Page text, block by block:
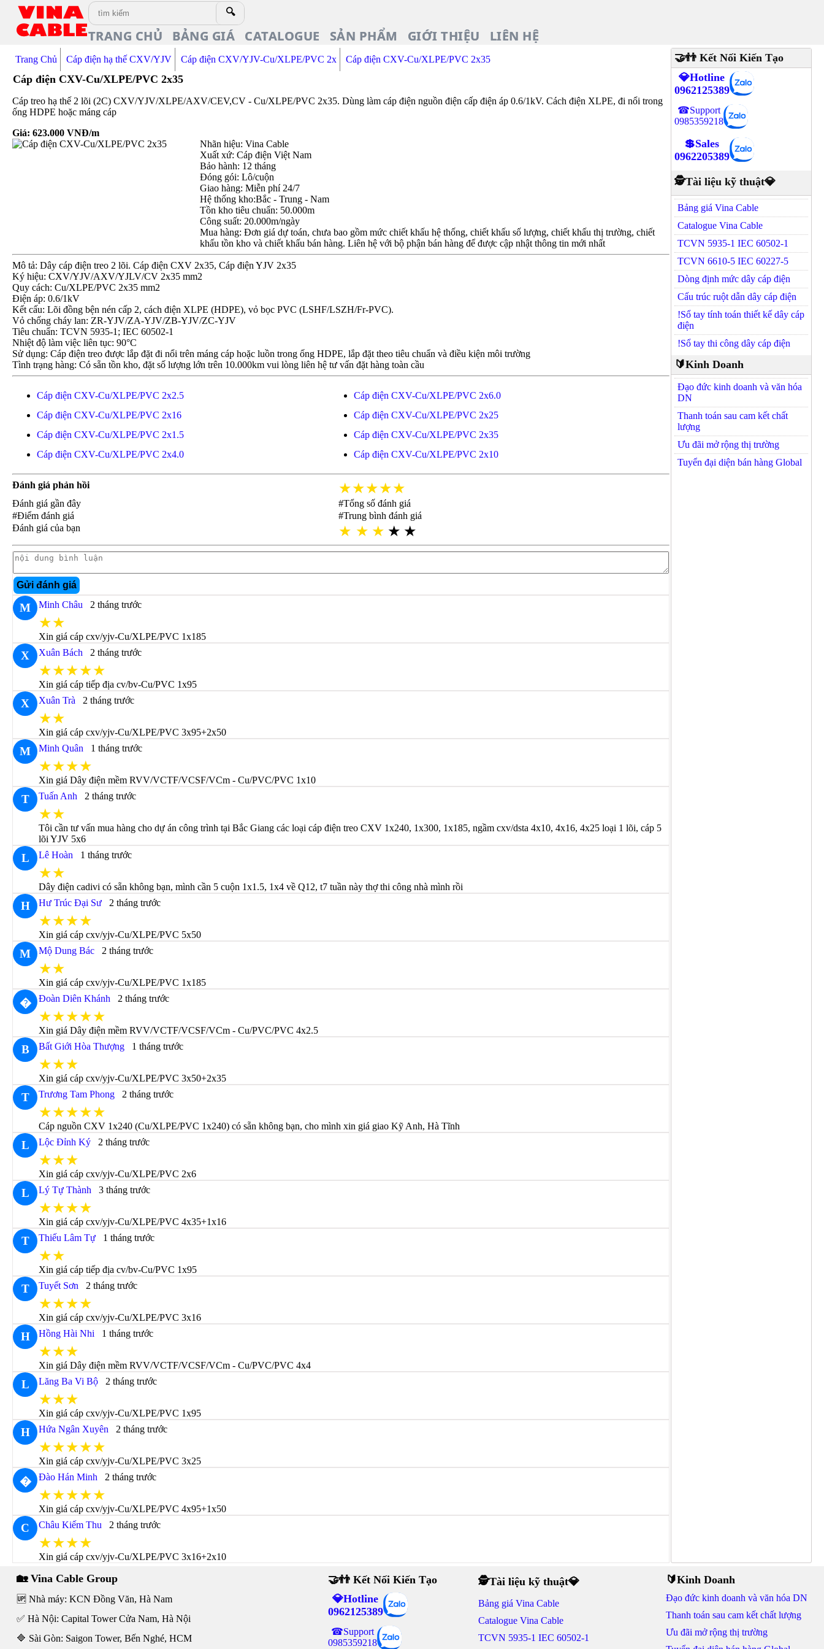
🔍
TRANG CHỦ BẢNG GIÁ CATALOGUE SẢN PHẨM GIỚI THIỆU LIÊN HỆ
Trang Chủ Cáp điện hạ thế CXV/YJV Cáp điện CXV/YJV-Cu/XLPE/PVC 2x Cáp điện CXV-Cu/XLPE/PVC 2x35
Cáp điện CXV-Cu/XLPE/PVC 2x35
Cáp treo hạ thế 2 lõi (2C) CXV/YJV/XLPE/AXV/CEV,CV - Cu/XLPE/PVC 2x35. Dùng làm cáp điện nguồn điện cấp điện áp 0.6/1kV. Cách điện XLPE, đi nổi trong
ống HDPE hoặc máng cáp
Giá:623.000 VNĐ/m
Nhãn hiệu: Vina Cable
Xuất xứ: Cáp điện Việt Nam
Bảo hành: 12 tháng
Đóng gói: Lô/cuộn
Giao hàng: Miễn phí 24/7
Hệ thống kho:Bắc - Trung - Nam
Tồn kho tiêu chuẩn: 50.000m
Công suất: 20.000m/ngày
Mua hàng: Đơn giá dự toán, chưa bao gồm mức chiết khấu hệ thống, chiết khấu số lượng, chiết khấu thị trường, chiết
khấu tồn kho và chiết khấu bán hàng. Liên hệ với bộ phận bán hàng để được cập nhật thông tin mới nhất
Mô tả: Dây cáp điện treo 2 lõi. Cáp điện CXV 2x35, Cáp điện YJV 2x35
Ký hiệu: CXV/YJV/AXV/YJLV/CV 2x35 mm2
Quy cách: Cu/XLPE/PVC 2x35 mm2
Điện áp: 0.6/1kV
Kết cấu: Lõi đồng bện nén cấp 2, cách điện XLPE (HDPE), vỏ bọc PVC (LSHF/LSZH/Fr-PVC).
Vỏ chống cháy lan: ZR-YJV/ZA-YJV/ZB-YJV/ZC-YJV
Tiêu chuẩn: TCVN 5935-1; IEC 60502-1
Nhiệt độ làm việc liên tục: 90°C
Sử dụng: Cáp điện treo được lắp đặt đi nổi trên máng cáp hoặc luồn trong ống HDPE, lắp đặt theo tiêu chuẩn và điều kiện môi trường
Tình trạng hàng: Có sẵn tồn kho, đặt số lượng lớn trên 10.000km vui lòng liên hệ tư vấn đặt hàng toàn cầu
Cáp điện CXV-Cu/XLPE/PVC 2x2.5
Cáp điện CXV-Cu/XLPE/PVC 2x6.0
Cáp điện CXV-Cu/XLPE/PVC 2x16
Cáp điện CXV-Cu/XLPE/PVC 2x25
Cáp điện CXV-Cu/XLPE/PVC 2x1.5
Cáp điện CXV-Cu/XLPE/PVC 2x35
Cáp điện CXV-Cu/XLPE/PVC 2x4.0
Cáp điện CXV-Cu/XLPE/PVC 2x10
Đánh giá phản hồi ★★★★★
Đánh giá gần đây
#Tổng số đánh giá
#Điểm đánh giá
#Trung bình đánh giá
Đánh giá của bạn
★ ★ ★ ★ ★
Gửi đánh giá
M Minh Châu 2 tháng trước
★★
Xin giá cáp cxv/yjv-Cu/XLPE/PVC 1x185
X Xuân Bách 2 tháng trước
★★★★★
Xin giá cáp tiếp địa cv/bv-Cu/PVC 1x95
X Xuân Trà 2 tháng trước
★★
Xin giá cáp cxv/yjv-Cu/XLPE/PVC 3x95+2x50
M Minh Quân 1 tháng trước
★★★★
Xin giá Dây điện mềm RVV/VCTF/VCSF/VCm - Cu/PVC/PVC 1x10
T Tuấn Anh 2 tháng trước
★★
Tôi cần tư vấn mua hàng cho dự án công trình tại Bắc Giang các loại cáp điện treo CXV 1x240, 1x300, 1x185, ngầm cxv/dsta 4x10, 4x16, 4x25 loại 1 lõi, cáp 5
lõi YJV 5x6
L Lê Hoàn 1 tháng trước
★★
Dây điện cadivi có sẵn không bạn, mình cần 5 cuộn 1x1.5, 1x4 về Q12, t7 tuần này thợ thi công nhà mình rồi
H Hư Trúc Đại Sư 2 tháng trước
★★★★
Xin giá cáp cxv/yjv-Cu/XLPE/PVC 5x50
M Mộ Dung Bác 2 tháng trước
★★
Xin giá cáp cxv/yjv-Cu/XLPE/PVC 1x185
� Đoàn Diên Khánh 2 tháng trước
★★★★★
Xin giá Dây điện mềm RVV/VCTF/VCSF/VCm - Cu/PVC/PVC 4x2.5
B Bất Giới Hòa Thượng 1 tháng trước
★★★
Xin giá cáp cxv/yjv-Cu/XLPE/PVC 3x50+2x35
T Trương Tam Phong 2 tháng trước
★★★★★
Cáp nguồn CXV 1x240 (Cu/XLPE/PVC 1x240) có sẵn không bạn, cho mình xin giá giao Kỹ Anh, Hà Tĩnh
L Lộc Đỉnh Ký 2 tháng trước
★★★
Xin giá cáp cxv/yjv-Cu/XLPE/PVC 2x6
L Lý Tự Thành 3 tháng trước
★★★★
Xin giá cáp cxv/yjv-Cu/XLPE/PVC 4x35+1x16
T Thiếu Lâm Tự 1 tháng trước
★★
Xin giá cáp tiếp địa cv/bv-Cu/PVC 1x95
T Tuyết Sơn 2 tháng trước
★★★★
Xin giá cáp cxv/yjv-Cu/XLPE/PVC 3x16
H Hồng Hài Nhi 1 tháng trước
★★★
Xin giá Dây điện mềm RVV/VCTF/VCSF/VCm - Cu/PVC/PVC 4x4
L Lăng Ba Vi Bộ 2 tháng trước
★★★
Xin giá cáp cxv/yjv-Cu/XLPE/PVC 1x95
H Hứa Ngân Xuyên 2 tháng trước
★★★★★
Xin giá cáp cxv/yjv-Cu/XLPE/PVC 3x25
� Đào Hán Minh 2 tháng trước
★★★★★
Xin giá cáp cxv/yjv-Cu/XLPE/PVC 4x95+1x50
C Châu Kiếm Thu 2 tháng trước
★★★★
Xin giá cáp cxv/yjv-Cu/XLPE/PVC 3x16+2x10
🤝👬 Kết Nối Kiến Tạo
💎Hotline
0962125389
☎Support
0985359218
💲Sales
0962205389
🕵Tài liệu kỹ thuật💎
Bảng giá Vina Cable
Catalogue Vina Cable
TCVN 5935-1 IEC 60502-1
TCVN 6610-5 IEC 60227-5
Dòng định mức dây cáp điện
Cấu trúc ruột dẫn dây cáp điện
!Sổ tay tính toán thiết kế dây cáp
điện
!Sổ tay thi công dây cáp điện
🔰Kinh Doanh
Đạo đức kinh doanh và văn hóa
DN
Thanh toán sau cam kết chất
lượng
Ưu đãi mở rộng thị trường
Tuyển đại diện bán hàng Global
🏡 Vina Cable Group
🆙 Nhà máy: KCN Đồng Văn, Hà Nam
✅ Hà Nội: Capital Tower Cửa Nam, Hà Nội
🔷 Sài Gòn: Saigon Tower, Bến Nghé, HCM
🤝👬 Kết Nối Kiến Tạo
💎Hotline
0962125389
☎Support
0985359218
🕵Tài liệu kỹ thuật💎
Bảng giá Vina Cable
Catalogue Vina Cable
TCVN 5935-1 IEC 60502-1
🔰Kinh Doanh
Đạo đức kinh doanh và văn hóa DN
Thanh toán sau cam kết chất lượng
Ưu đãi mở rộng thị trường